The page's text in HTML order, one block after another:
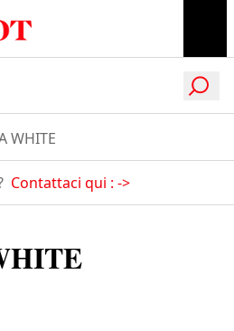
WHITE
Contattaci qui : ->